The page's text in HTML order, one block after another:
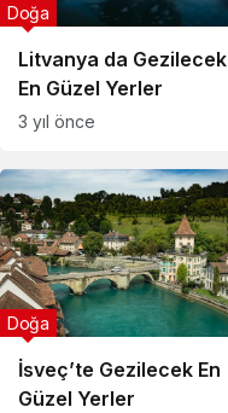
Litvanya da Gezilecek
En Güzel Yerler
Doğa
3 yıl önce
İsveç’te Gezilecek En
Güzel Yerler
Doğa